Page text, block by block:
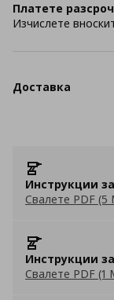
Платете
Изчислете
Доставка
Инструкции
Свалете PDF (5
Инструкции
Свалете PDF (1